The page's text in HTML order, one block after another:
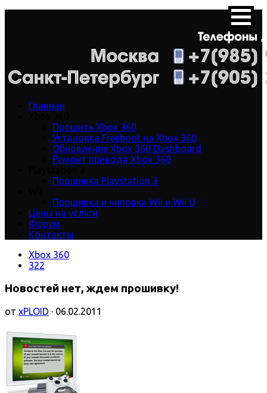
Главная
Прошить Xbox 360
Установка Freeboot на Xbox 360
Обновление Xbox 360 Dashboard
Ремонт привода Xbox 360
Прошивка Playstation 3
Прошивка и чиповка Wii и Wii U
Цены на услуги
Форум
Контакты
Xbox 360
322
Новостей нет, ждем прошивку!
от xPLOID · 06.02.2011